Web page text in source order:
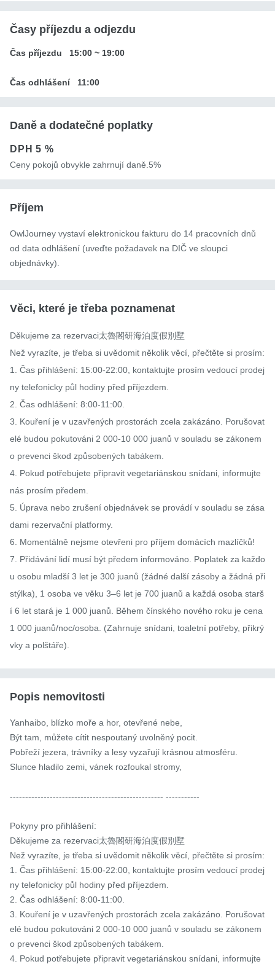
Časy příjezdu a odjezdu
Čas příjezdu 15:00 ~ 19:00
Čas odhlášení 11:00
Daně a dodatečné poplatky
DPH5 %
Ceny pokojů obvykle zahrnují daně.5%
Příjem
OwlJourney vystaví elektronickou fakturu do 14 pracovních dnů
od data odhlášení (uveďte požadavek na DIČ ve sloupci
objednávky).
Věci, které je třeba poznamenat
Děkujeme za rezervaci太魯閣研海泊度假別墅
Než vyrazíte, je třeba si uvědomit několik věcí, přečtěte si prosím:
1. Čas přihlášení: 15:00-22:00, kontaktujte prosím vedoucí prodej
ny telefonicky půl hodiny před příjezdem.
2. Čas odhlášení: 8:00-11:00.
3. Kouření je v uzavřených prostorách zcela zakázáno. Porušovat
elé budou pokutováni 2 000-10 000 juanů v souladu se zákonem
o prevenci škod způsobených tabákem.
4. Pokud potřebujete připravit vegetariánskou snídani, informujte
nás prosím předem.
5. Úprava nebo zrušení objednávek se provádí v souladu se zása
dami rezervační platformy.
6. Momentálně nejsme otevřeni pro příjem domácích mazlíčků!
7. Přidávání lidí musí být předem informováno. Poplatek za každo
u osobu mladší 3 let je 300 juanů (žádné další zásoby a žádná při
stýlka), 1 osoba ve věku 3–6 let je 700 juanů a každá osoba starš
í 6 let stará je 1 000 juanů. Během čínského nového roku je cena
1 000 juanů/noc/osoba. (Zahrnuje snídani, toaletní potřeby, přikrý
vky a polštáře).
Popis nemovitosti
Yanhaibo, blízko moře a hor, otevřené nebe,
Být tam, můžete cítit nespoutaný uvolněný pocit.
Pobřeží jezera, trávníky a lesy vyzařují krásnou atmosféru.
Slunce hladilo zemi, vánek rozfoukal stromy,
-------------------------------------------------- -----------
Pokyny pro přihlášení:
Děkujeme za rezervaci太魯閣研海泊度假別墅
Než vyrazíte, je třeba si uvědomit několik věcí, přečtěte si prosím:
1. Čas přihlášení: 15:00-22:00, kontaktujte prosím vedoucí prodej
ny telefonicky půl hodiny před příjezdem.
2. Čas odhlášení: 8:00-11:00.
3. Kouření je v uzavřených prostorách zcela zakázáno. Porušovat
elé budou pokutováni 2 000-10 000 juanů v souladu se zákonem
o prevenci škod způsobených tabákem.
4. Pokud potřebujete připravit vegetariánskou snídani, informujte